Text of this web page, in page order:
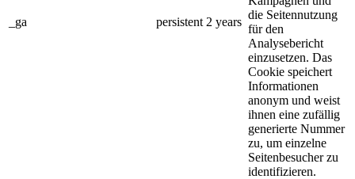
_ga persistent 2 years
die Seitennutzung
für den
Analysebericht
einzusetzen. Das
Cookie speichert
Informationen
anonym und weist
ihnen eine zufällig
generierte Nummer
zu, um einzelne
Seitenbesucher zu
identifizieren.